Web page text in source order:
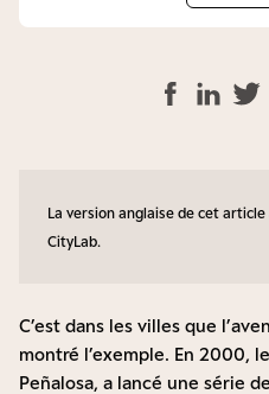
La version anglaise de cet
CityLab.
C’est dans les villes que
montré l’exemple. En 2000,
Peñalosa, a lancé une série